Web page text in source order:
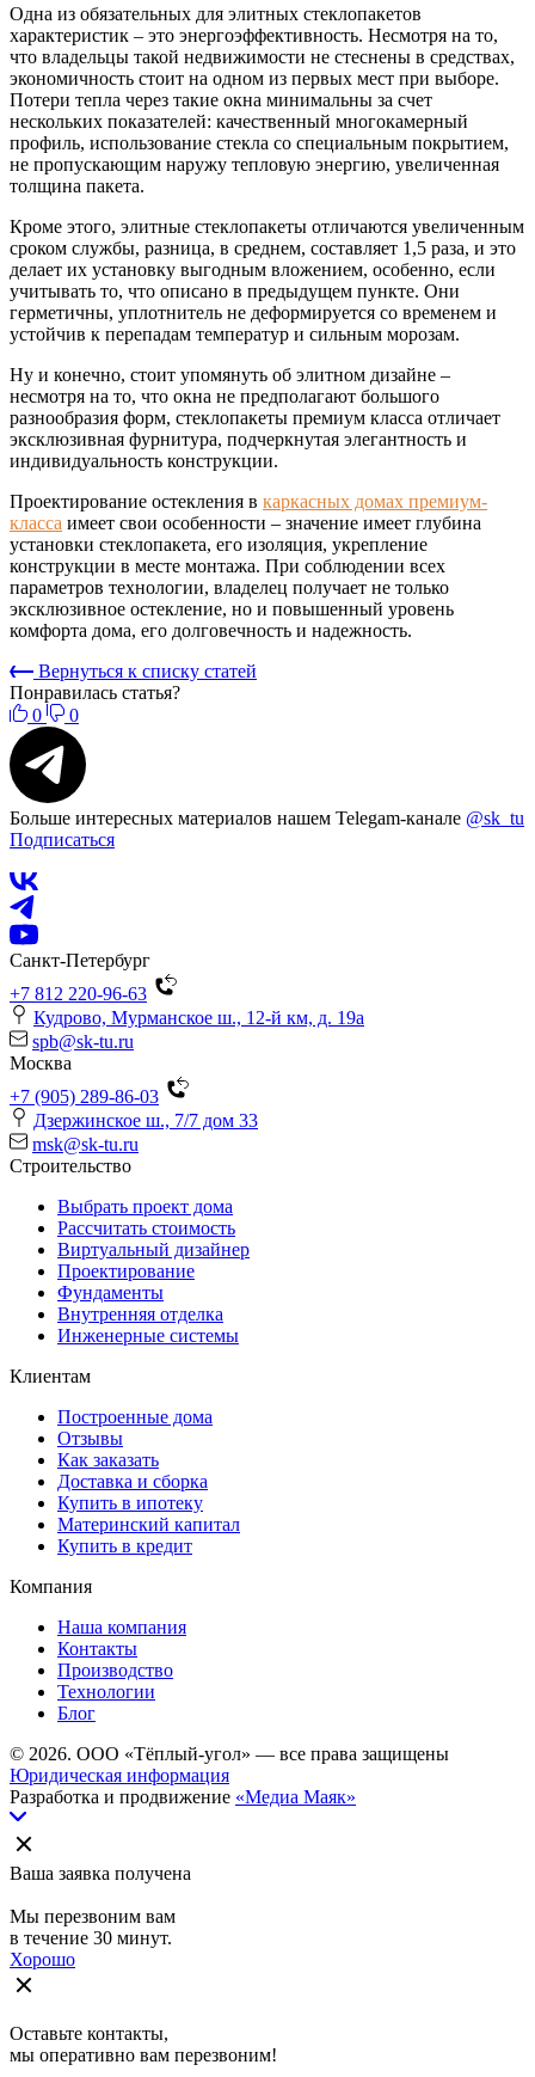
Одна из обязательных для элитных стеклопакетов
характеристик – это энергоэффективность. Несмотря на то,
что владельцы такой недвижимости не стеснены в средствах,
экономичность стоит на одном из первых мест при выборе.
Потери тепла через такие окна минимальны за счет
нескольких показателей: качественный многокамерный
профиль, использование стекла со специальным покрытием,
не пропускающим наружу тепловую энергию, увеличенная
толщина пакета.
Кроме этого, элитные стеклопакеты отличаются увеличенным
сроком службы, разница, в среднем, составляет 1,5 раза, и это
делает их установку выгодным вложением, особенно, если
учитывать то, что описано в предыдущем пункте. Они
герметичны, уплотнитель не деформируется со временем и
устойчив к перепадам температур и сильным морозам.
Ну и конечно, стоит упомянуть об элитном дизайне –
несмотря на то, что окна не предполагают большого
разнообразия форм, стеклопакеты премиум класса отличает
эксклюзивная фурнитура, подчеркнутая элегантность и
индивидуальность конструкции.
Проектирование остекления в каркасных домах премиум-
класса имеет свои особенности – значение имеет глубина
установки стеклопакета, его изоляция, укрепление
конструкции в месте монтажа. При соблюдении всех
параметров технологии, владелец получает не только
эксклюзивное остекление, но и повышенный уровень
комфорта дома, его долговечность и надежность.
Вернуться к списку статей
Понравилась статья?
0
0
Больше интересных материалов нашем Telegam-канале @sk_tu
Подписаться
Санкт-Петербург
+7 812 220-96-63
Кудрово, Мурманское ш., 12-й км, д. 19a
spb@sk-tu.ru
Москва
+7 (905) 289-86-03
Дзержинское ш., 7/7 дом 33
msk@sk-tu.ru
Строительство
Выбрать проект дома
Рассчитать стоимость
Виртуальный дизайнер
Проектирование
Фундаменты
Внутренняя отделка
Инженерные системы
Клиентам
Построенные дома
Отзывы
Как заказать
Доставка и сборка
Купить в ипотеку
Материнский капитал
Купить в кредит
Компания
Наша компания
Контакты
Производство
Технологии
Блог
© 2026. ООО «Тёплый-угол» — все права защищены
Юридическая информация
Разработка и продвижение «Медиа Маяк»
Ваша заявка получена
Мы перезвоним вам
в течение 30 минут.
Хорошо
Оставьте контакты,
мы оперативно вам перезвоним!